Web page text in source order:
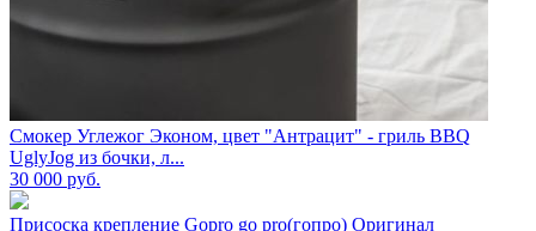
Смокер Углежог Эконом, цвет "Антрацит" - гриль BBQ
UglyJog из бочки, л...
30 000 руб.
Присоска крепление Gopro go pro(гопро) Оригинал